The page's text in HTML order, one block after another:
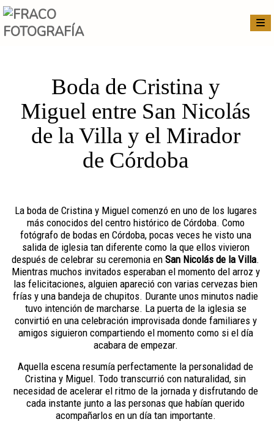
Boda de Cristina y
Miguel entre San Nicolás
de la Villa y el Mirador
de Córdoba
La boda de Cristina y Miguel comenzó en uno de los lugares
más conocidos del centro histórico de Córdoba. Como
fotógrafo de bodas en Córdoba, pocas veces he visto una
salida de iglesia tan diferente como la que ellos vivieron
después de celebrar su ceremonia en San Nicolás de la Villa.
Mientras muchos invitados esperaban el momento del arroz y
las felicitaciones, alguien apareció con varias cervezas bien
frías y una bandeja de chupitos. Durante unos minutos nadie
tuvo intención de marcharse. La puerta de la iglesia se
convirtió en una celebración improvisada donde familiares y
amigos siguieron compartiendo el momento como si el día
acabara de empezar.
Aquella escena resumía perfectamente la personalidad de
Cristina y Miguel. Todo transcurrió con naturalidad, sin
necesidad de acelerar el ritmo de la jornada y disfrutando de
cada instante junto a las personas que habían querido
acompañarlos en un día tan importante.